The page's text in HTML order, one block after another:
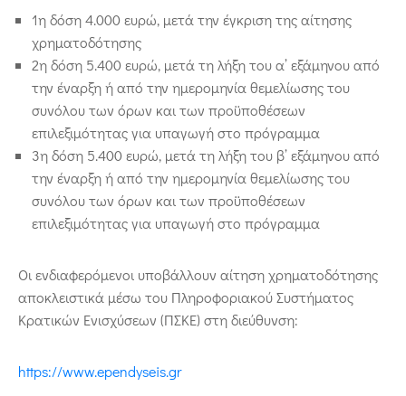
1η δόση 4.000 ευρώ, μετά την έγκριση της αίτησης
χρηματοδότησης
2η δόση 5.400 ευρώ, μετά τη λήξη του α’ εξάμηνου από
την έναρξη ή από την ημερομηνία θεμελίωσης του
συνόλου των όρων και των προϋποθέσεων
επιλεξιμότητας για υπαγωγή στο πρόγραμμα
3η δόση 5.400 ευρώ, μετά τη λήξη του β’ εξάμηνου από
την έναρξη ή από την ημερομηνία θεμελίωσης του
συνόλου των όρων και των προϋποθέσεων
επιλεξιμότητας για υπαγωγή στο πρόγραμμα
Οι ενδιαφερόμενοι υποβάλλουν αίτηση χρηματοδότησης
αποκλειστικά μέσω του Πληροφοριακού Συστήματος
Κρατικών Ενισχύσεων (ΠΣΚΕ) στη διεύθυνση:
https://www.ependyseis.gr